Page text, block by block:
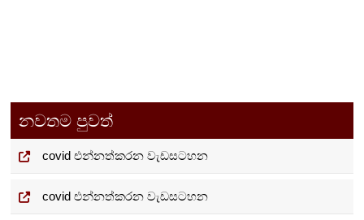
නවතම පුවත්
covid එන්නත්කරන වැඩසටහන
covid එන්නත්කරන වැඩසටහන